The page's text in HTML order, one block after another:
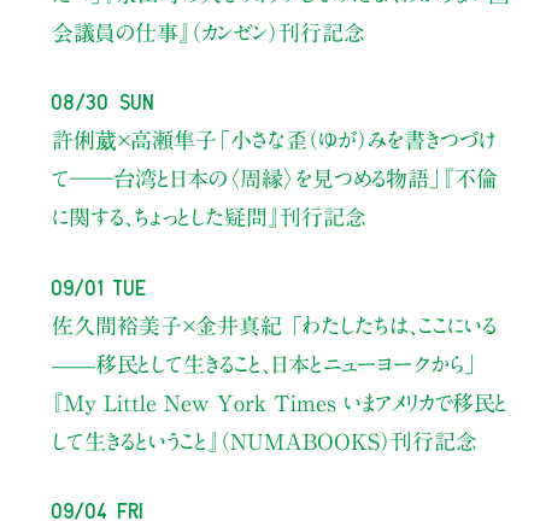
会議員の仕事』（カンゼン）刊行記念
08/30 Sun
許俐葳×高瀬隼子 「小さな歪（ゆが）みを書きつづけ
て――台湾と日本の〈周縁〉を見つめる物語」
『不倫
に関する、ちょっとした疑問』刊行記念
09/01 Tue
佐久間裕美子×金井真紀 「わたしたちは、ここにいる
——移民として生きること、日本とニューヨークから」
『My Little New York Times いまアメリカで移民と
して生きるということ』（NUMABOOKS）刊行記念
09/04 Fri